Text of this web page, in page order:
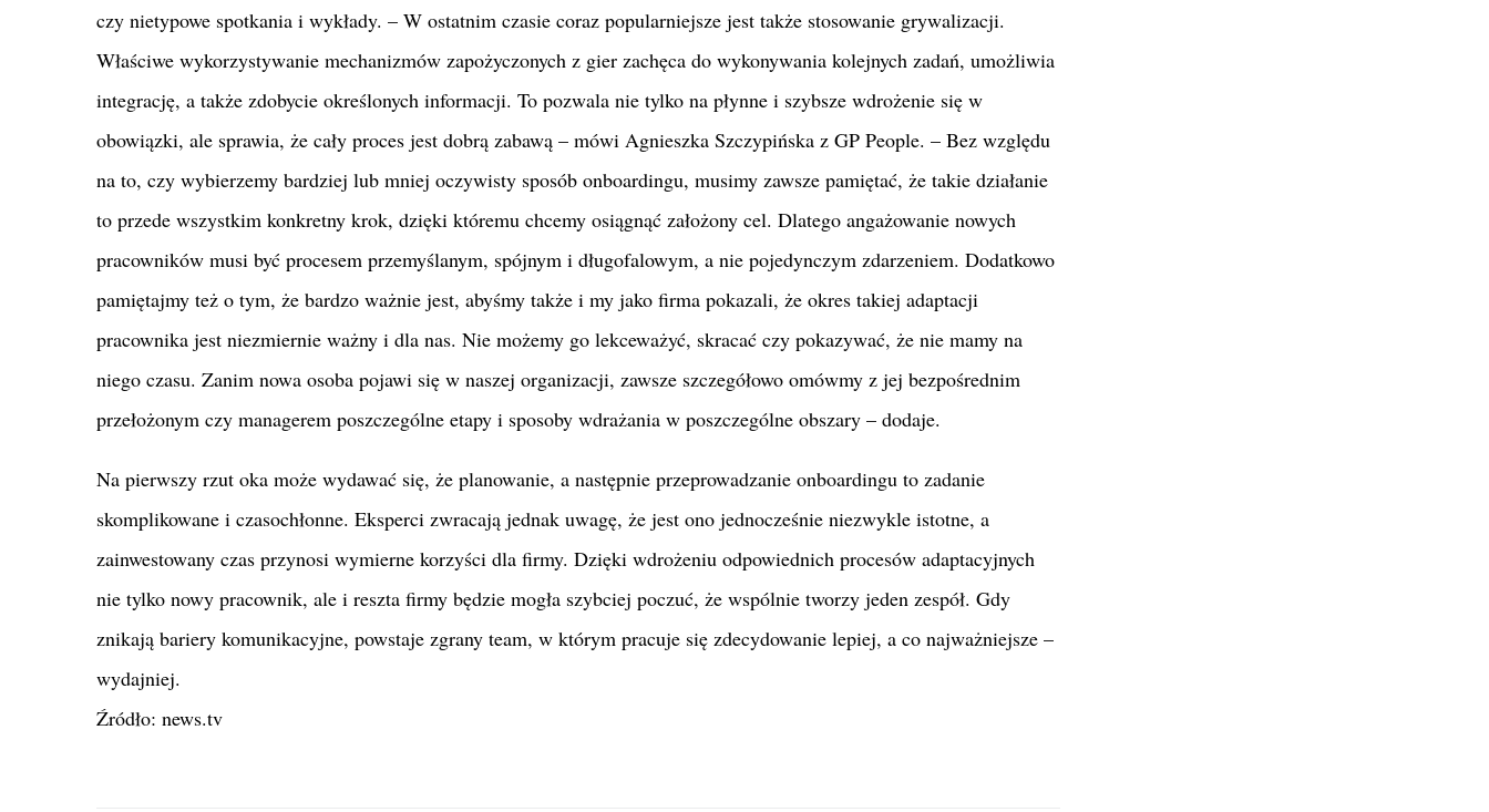
czy nietypowe spotkania i wykłady. – W ostatnim czasie coraz popularniejsze jest także stosowanie grywalizacji.
Właściwe wykorzystywanie mechanizmów zapożyczonych z gier zachęca do wykonywania kolejnych zadań, umożliwia
integrację, a także zdobycie określonych informacji. To pozwala nie tylko na płynne i szybsze wdrożenie się w
obowiązki, ale sprawia, że cały proces jest dobrą zabawą – mówi Agnieszka Szczypińska z GP People. – Bez względu
na to, czy wybierzemy bardziej lub mniej oczywisty sposób onboardingu, musimy zawsze pamiętać, że takie działanie
to przede wszystkim konkretny krok, dzięki któremu chcemy osiągnąć założony cel. Dlatego angażowanie nowych
pracowników musi być procesem przemyślanym, spójnym i długofalowym, a nie pojedynczym zdarzeniem. Dodatkowo
pamiętajmy też o tym, że bardzo ważnie jest, abyśmy także i my jako firma pokazali, że okres takiej adaptacji
pracownika jest niezmiernie ważny i dla nas. Nie możemy go lekceważyć, skracać czy pokazywać, że nie mamy na
niego czasu. Zanim nowa osoba pojawi się w naszej organizacji, zawsze szczegółowo omówmy z jej bezpośrednim
przełożonym czy managerem poszczególne etapy i sposoby wdrażania w poszczególne obszary – dodaje.
Na pierwszy rzut oka może wydawać się, że planowanie, a następnie przeprowadzanie onboardingu to zadanie
skomplikowane i czasochłonne. Eksperci zwracają jednak uwagę, że jest ono jednocześnie niezwykle istotne, a
zainwestowany czas przynosi wymierne korzyści dla firmy. Dzięki wdrożeniu odpowiednich procesów adaptacyjnych
nie tylko nowy pracownik, ale i reszta firmy będzie mogła szybciej poczuć, że wspólnie tworzy jeden zespół. Gdy
znikają bariery komunikacyjne, powstaje zgrany team, w którym pracuje się zdecydowanie lepiej, a co najważniejsze –
wydajniej.
Źródło: news.tv